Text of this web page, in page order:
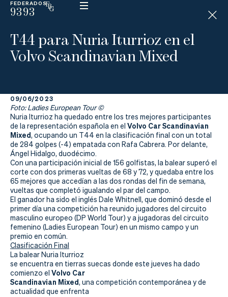
FEDERADOS
9393
ESP
N
D
I
C
La
Federación
Federarse
Jugar
Aprender
Actualidad
Tienda
T44 para Nuria Iturrioz en el
Volvo Scandinavian Mixed
09/06/2023
Foto: Ladies European Tour ©
Nuria Iturrioz ha quedado entre los tres mejores participantes
de la representación española en el Volvo Car Scandinavian
Mixed, ocupando un T44 en la clasificación final con un total
de 284 golpes (-4) empatada con Rafa Cabrera. Por delante,
Ángel Hidalgo, duodécimo.
Con una participación inicial de 156 golfistas, la balear superó el
corte con dos primeras vueltas de 68 y 72, y quedaba entre los
65 mejores que accedían a las dos rondas del fin de semana,
vueltas que completó igualando el par del campo.
El ganador ha sido el inglés Dale Whitnell, que dominó desde el
primer día una competición ha reunido jugadores del circuito
masculino europeo (DP World Tour) y a jugadoras del circuito
femenino (Ladies European Tour) en un mismo campo y un
premio en común.
Clasificación Final
La balear Nuria Iturrioz
se encuentra en tierras suecas donde este jueves ha dado
comienzo el Volvo Car
Scandinavian Mixed, una competición contemporánea y de
actualidad que enfrenta